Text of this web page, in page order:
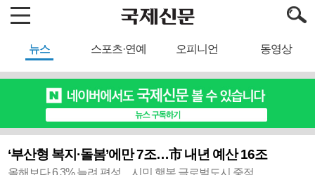
뉴스 스포츠·연예 오피니언 동영상
‘부산형 복지·돌봄’에만 7조…市 내년 예산 16조
올해보다 6.3% 늘려 편성…시민 행복 글로벌도시 중점